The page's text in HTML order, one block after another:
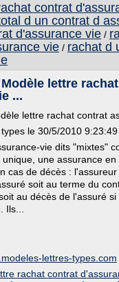
contrat
d un contrat d
d'assurance vie /
vie / rachat d
lettre
...
lettre rachat contrat
le 30/5/2010
vie dits "mixtes"
une assurance
cas de décès :
soit au terme du
au décès de l'assuré
lettres-types.com
rachat contrat